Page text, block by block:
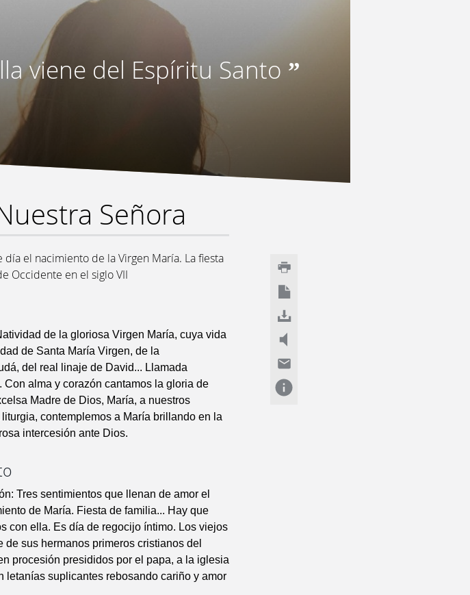
viene del Espíritu Santo ”
Señora
día el nacimiento de la Virgen María. La fiesta
Occidente en el siglo VII
de la gloriosa Virgen María, cuya vida
de Santa María Virgen, de la
del real linaje de David... Llamada
alma y corazón cantamos la gloria de
Madre de Dios, María, a nuestros
contemplemos a María brillando en la
intercesión ante Dios.
Tres sentimientos que llenan de amor el
de María. Fiesta de familia... Hay que
con ella. Es día de regocijo íntimo. Los viejos
sus hermanos primeros cristianos del
procesión presididos por el papa, a la iglesia
letanías suplicantes rebosando cariño y amor